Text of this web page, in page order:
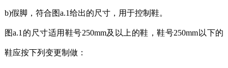
b)假脚，符合图a.1给出的尺寸，用于控制鞋。
图a.1的尺寸适用鞋号250mm及以上的鞋，鞋号250mm以下的
鞋应按下列变更制做：